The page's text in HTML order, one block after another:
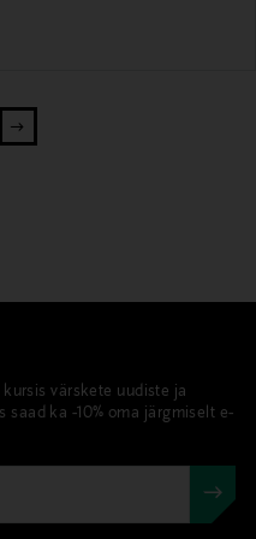
värskete uudiste ja
saad ka -10% oma järgmiselt e-